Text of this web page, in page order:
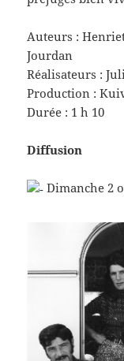
Auteurs :
Jourdan
Réalisateurs :
Production :
Durée : 1 h 10
Diffusion
Dimanche 2